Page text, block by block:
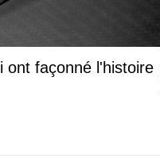
ont façonné l'histoire